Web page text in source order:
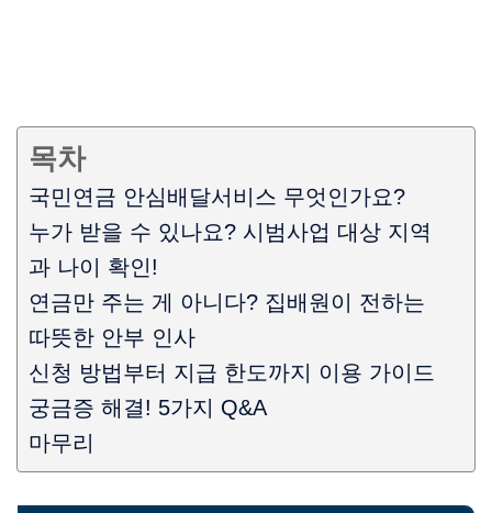
목차
국민연금 안심배달서비스 무엇인가요?
누가 받을 수 있나요? 시범사업 대상 지역
과 나이 확인!
연금만 주는 게 아니다? 집배원이 전하는
따뜻한 안부 인사
신청 방법부터 지급 한도까지 이용 가이드
궁금증 해결! 5가지 Q&A
마무리